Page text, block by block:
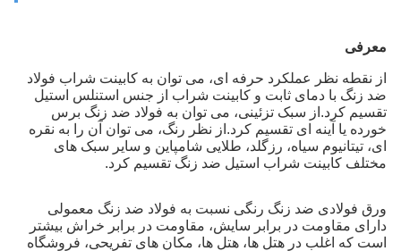
معرفی
از نقطه نظر عملکرد حرفه ای، می توان به کابینت شراب فولاد
ضد زنگ با دمای ثابت و کابینت شراب از جنس استنلس استیل
تقسیم کرد.از سبک تزئینی، می توان به فولاد ضد زنگ برس
خورده یا آینه ای تقسیم کرد.از نظر رنگ، می توان آن را به نقره
ای، تیتانیوم سیاه، رزگلد، طلایی شامپاین و سایر سبک های
مختلف کابینت شراب استیل ضد زنگ تقسیم کرد.
ورق فولادی ضد زنگ رنگی نسبت به فولاد ضد زنگ معمولی
دارای مقاومت در برابر سایش، مقاومت در برابر خراش بیشتر
است که اغلب در هتل ها، هتل ها، مکان های تفریحی، فروشگاه